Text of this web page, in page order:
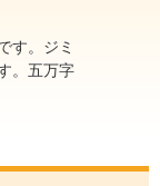
す。ジミ
。五万字